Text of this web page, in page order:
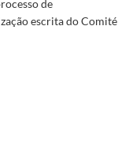
de
escrita do Comité